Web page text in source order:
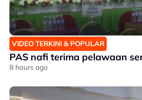
VIDEO TERKINI & POPULAR
PAS nafi terima pelawaan
8 hours ago